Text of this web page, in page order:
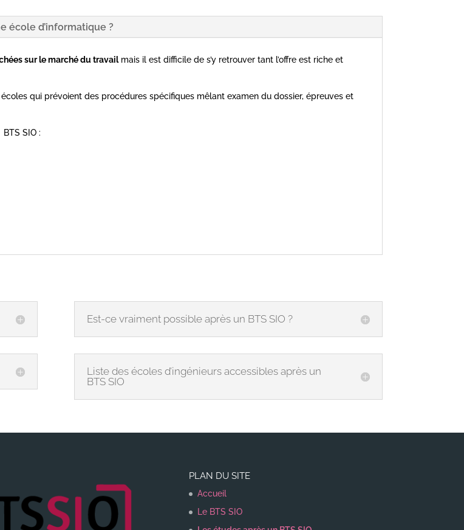
école d’informatique ?
sur le marché du travailmais il est difficile de s’y retrouver tant l’offre est riche et
qui prévoient des procédures spécifiques mêlant examen du dossier, épreuves et
SIO :
Est-ce vraiment possible après un BTS SIO ?
Liste des écoles d’ingénieurs accessibles après un
BTS SIO
PLAN DU SITE
Accueil
Le BTS SIO